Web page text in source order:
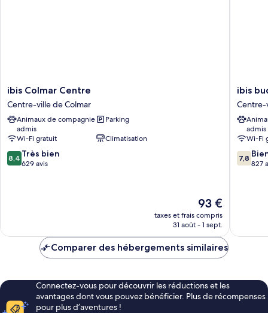
ibis
Colmar
Centre
Centre-
ville
de
Colmar
ibis Colmar Centre
Centre-ville de Colmar
Animaux de compagnie
admis
Parking
Wi-Fi gratuit
Climatisation
8.4
sur
8,4 Très bien
629 avis
Le
nouveau
prix
de
93 €
taxes et frais compris
31 août - 1 sept.
ibis
budget
Colmar
Centre
Ville
Centre-
ville
de
ibis
Centre-
admis
Wi-Fi
7.8
sur
7,8
827
Comparer des hébergements similaires
Connectez-vous pour découvrir les réductions et les
avantages dont vous pouvez bénéficier. Plus de récompenses
pour plus d’aventures !